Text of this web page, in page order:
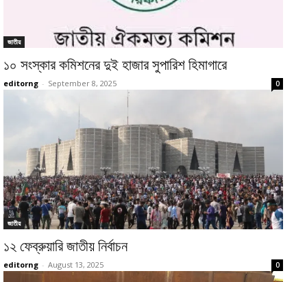
জাতীয়
১০ সংস্কার কমিশনের দুই হাজার সুপারিশ হিমাগারে
editorng - September 8, 2025 0
জাতীয়
১২ ফেব্রুয়ারি জাতীয় নির্বাচন
editorng - August 13, 2025 0